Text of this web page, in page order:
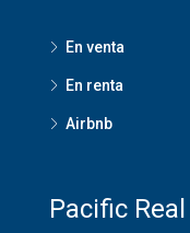
En venta
En renta
Airbnb
Pacific